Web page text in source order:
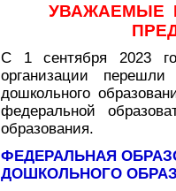
УВАЖАЕМЫЕ
С 1 сентября 2023
организации
дошкольного
федеральной
образования.
ФЕДЕРАЛЬНАЯ
ДОШКОЛЬНОГО